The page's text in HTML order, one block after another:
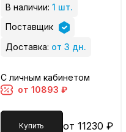
В наличии: 1 шт.
Поставщик
Доставка: от 3 дн.
С личным кабинетом
от 10893 ₽
Купить от 11230 ₽